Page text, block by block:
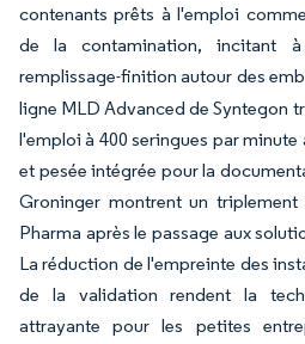
contenants prêts à l'emploi
de la contamination, incitant
remplissage-finition autour des
ligne MLD Advanced de Syntegon
l'emploi à 400 seringues par
et pesée intégrée pour la
Groninger montrent un
Pharma après le passage aux
La réduction de l'empreinte des
de la validation rendent la
attrayante pour les petites